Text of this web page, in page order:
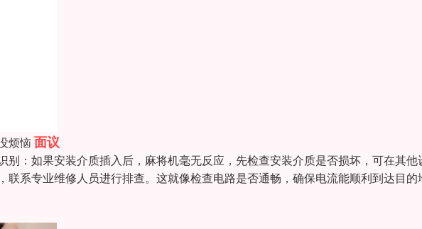
烦恼面议
：如果安装介质插入后，麻将机毫无反应，先检查安装介质是否损坏，可在其他
系专业维修人员进行排查。这就像检查电路是否通畅，确保电流能顺利到达目的